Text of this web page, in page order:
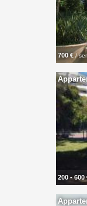
700 €/
200 - 600